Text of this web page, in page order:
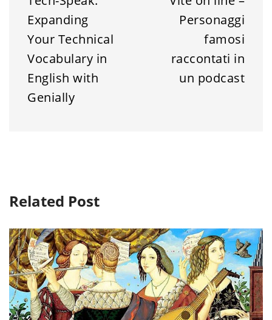
Expanding
Your Technical
Vocabulary in
English with
Genially
Personaggi
famosi
raccontati in
un podcast
Related Post